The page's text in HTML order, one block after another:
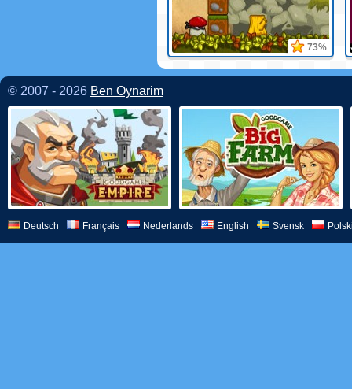
73%
© 2007 - 2026 Ben Oynarim
Deutsch Français Nederlands English Svensk